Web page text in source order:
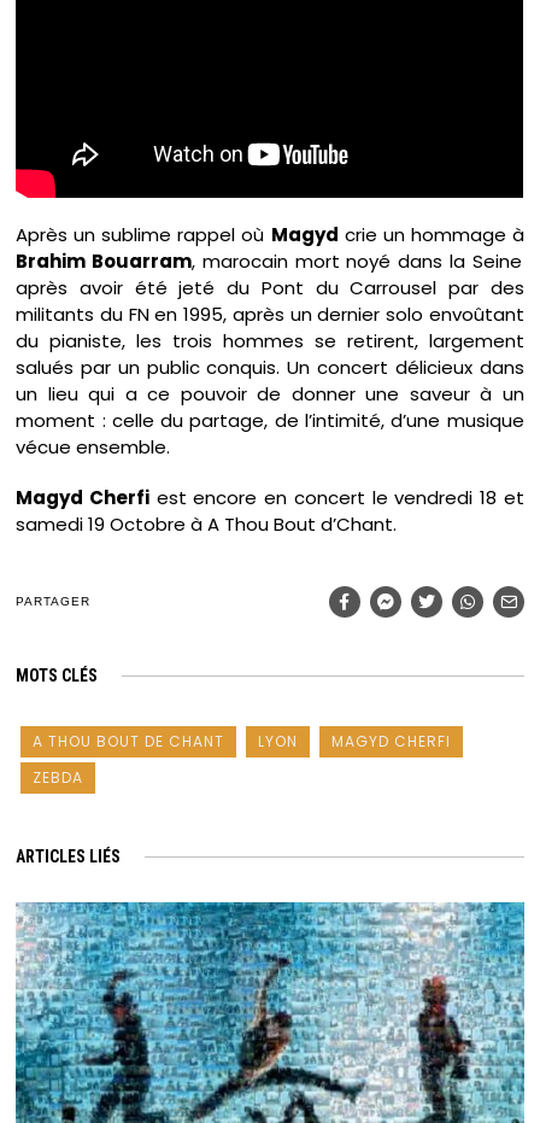
Après un sublime rappel où Magyd crie un hommage à
Brahim Bouarram, marocain mort noyé dans la Seine
après avoir été jeté du Pont du Carrousel par des
militants du FN en 1995, après un dernier solo envoûtant
du pianiste, les trois hommes se retirent, largement
salués par un public conquis. Un concert délicieux dans
un lieu qui a ce pouvoir de donner une saveur à un
moment : celle du partage, de l’intimité, d’une musique
vécue ensemble.
Magyd Cherfi est encore en concert le vendredi 18 et
samedi 19 Octobre à A Thou Bout d’Chant.
PARTAGER
MOTS CLÉS
A THOU BOUT DE CHANT LYON
MAGYD CHERFI
ZEBDA
ARTICLES LIÉS